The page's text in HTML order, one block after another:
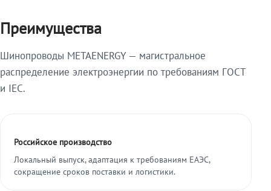
Преимущества
Шинопроводы METAENERGY — магистральное
распределение электроэнергии по требованиям ГОСТ
и IEC.
Российское производство
Локальный выпуск, адаптация к требованиям ЕАЭС,
сокращение сроков поставки и логистики.